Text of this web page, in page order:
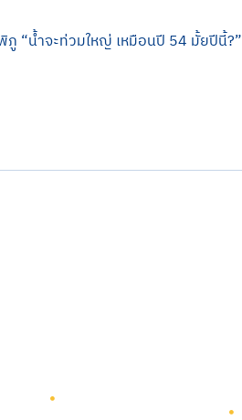
ภู “น้ำจะท่วมใหญ่ เหมือนปี 54 มั้ยปีนี้?”